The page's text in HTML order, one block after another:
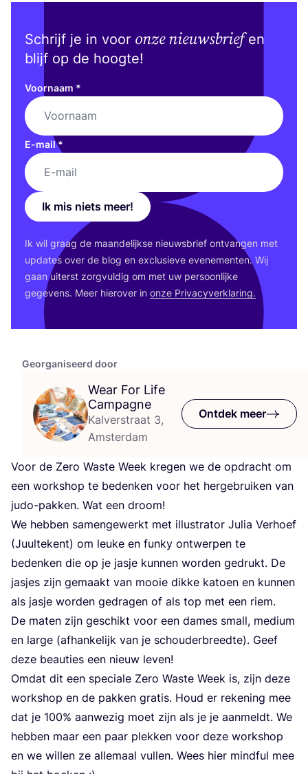
Georganiseerd door
Wear For Life
Campagne
Kalverstraat 3,
Amsterdam
Ontdek meer
Voor de Zero Was­te Week kre­gen we de opdracht om
een work­shop te beden­ken voor het her­ge­brui­ken van
judo-pak­ken. Wat een droom!
We heb­ben samen­ge­werkt met illu­stra­tor Julia Ver­hoef
(Juul­te­kent) om leu­ke en fun­ky ont­wer­pen te
beden­ken die op je jas­je kun­nen wor­den gedrukt. De
jas­jes zijn gemaakt van mooie dik­ke katoen en kun­nen
als jas­je wor­den gedra­gen of als top met een riem.
De maten zijn geschikt voor een dames small, medi­um
en lar­ge (afhan­ke­lijk van je schou­der­breed­te). Geef
deze beau­ties een nieuw leven!
Omdat dit een spe­ci­a­le Zero Was­te Week is, zijn deze
work­shop en de pak­ken gra­tis. Houd er reke­ning mee
dat je 100% aan­we­zig moet zijn als je je aan­meldt. We
heb­ben maar een paar plek­ken voor deze work­shop
en we wil­len ze alle­maal vul­len. Wees hier mind­ful mee
Schrijf je in voor onze nieuwsbriefen
blijf op de hoogte!
Voornaam *
E-mail*
Ik mis niets meer!
Ik wil graag de maan­de­lijk­se nieuws­brief ont­van­gen met
upda­tes over de blog en exclu­sie­ve eve­ne­men­ten. Wij
gaan uiterst zorg­vul­dig om met uw per­soon­lij­ke
gege­vens. Meer hier­over in onze Pri­va­cy­ver­kla­ring.